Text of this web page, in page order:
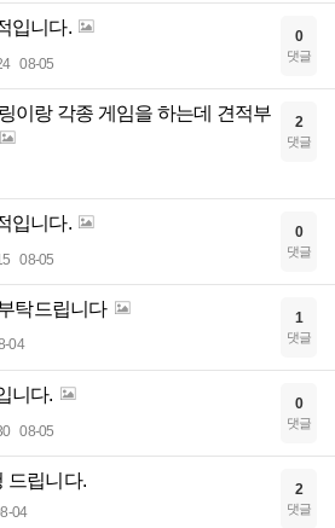
입니다.
08-05
0
댓글
이랑 각종 게임을 하는데 견적부
2
댓글
입니다.
08-05
0
댓글
탁드립니다
04
1
댓글
니다.
08-05
0
댓글
드립니다.
04
2
댓글